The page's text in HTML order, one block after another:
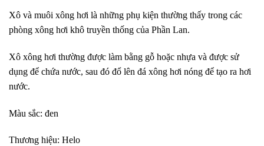
Xô và muôi xông hơi là những phụ kiện thường thấy trong các
phòng xông hơi khô truyền thống của Phần Lan.
Xô xông hơi thường được làm bằng gỗ hoặc nhựa và được sử
dụng để chứa nước, sau đó đổ lên đá xông hơi nóng để tạo ra hơi
nước.
Màu sắc: đen
Thương hiệu: Helo